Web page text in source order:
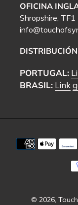
OFICINA
Shropshire, TF1
PORTUGAL:
BRASIL: Link
© 2026,